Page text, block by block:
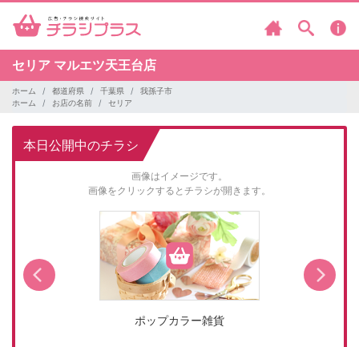
セリア マルエツ天王台店
ホーム 都道府県 千葉県
我孫子市
ホーム
お店の名前 セリア
本日公開中のチラシ
画像はイメージです。
画像をクリックするとチラシが開きます。
ポップカラー雑貨